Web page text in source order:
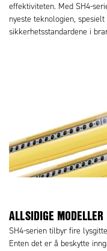
effektiviteten. Med SH4-
nyeste teknologien,
sikkerhetsstandardene i
ALLSIDIGE
SH4-serien tilbyr fire
Enten det er å beskytte